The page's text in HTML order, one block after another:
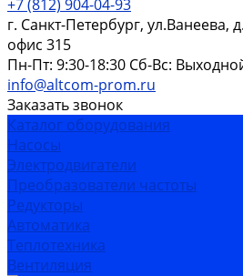
+7 (812) 904-04-93
г. Санкт-Петербург, ул.Ванеева,
офис 315
Пн-Пт: 9:30-18:30 Cб-Вс:
info@altcom-prom.ru
Заказать звонок
Каталог оборудования
Насосы
Электродвигатели
Преобразователи частоты
Редукторы
Автоматика
Теплотехника
Вентиляция